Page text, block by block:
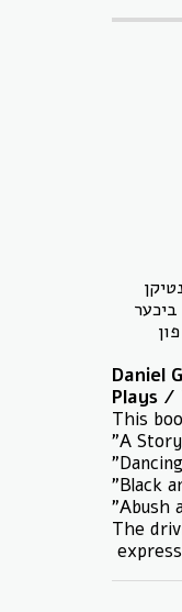
Daniel
Plays /
This
"A
"
"Black
"Abush
The